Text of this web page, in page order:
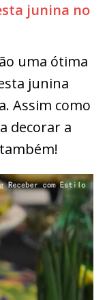
junina no
uma ótima
junina
Assim como
decorar a